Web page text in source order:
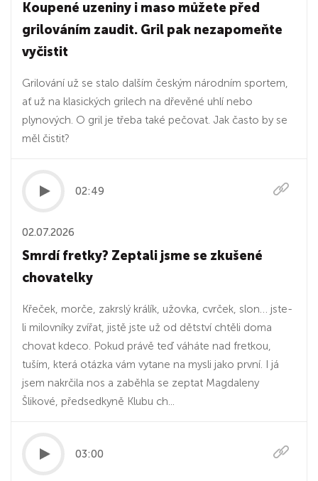
Koupené uzeniny i maso můžete před
grilováním zaudit. Gril pak nezapomeňte
vyčistit
Grilování už se stalo dalším českým národním sportem,
ať už na klasických grilech na dřevěné uhlí nebo
plynových. O gril je třeba také pečovat. Jak často by se
měl čistit?
02:49
02.07.2026
Smrdí fretky? Zeptali jsme se zkušené
chovatelky
Křeček, morče, zakrslý králík, užovka, cvrček, slon… jste-
li milovníky zvířat, jistě jste už od dětství chtěli doma
chovat kdeco. Pokud právě teď váháte nad fretkou,
tuším, která otázka vám vytane na mysli jako první. I já
jsem nakrčila nos a zaběhla se zeptat Magdaleny
Šlikové, předsedkyně Klubu ch...
03:00